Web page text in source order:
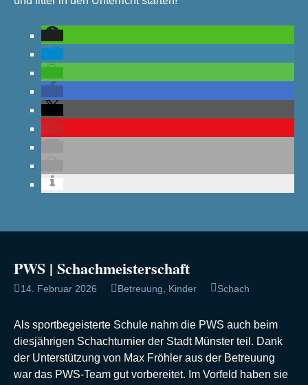
PWS | Schachmeisterschaft
14. Februar 2026 Betreuung Kinder Schach
Als sportbegeisterte Schule nahm die PWS auch beim
diesjährigen Schachturnier der Stadt Münster teil. Dank
der Unterstützung von Max Fröhler aus der Betreuung
war das PWS-Team gut vorbereitet. Im Vorfeld haben sie